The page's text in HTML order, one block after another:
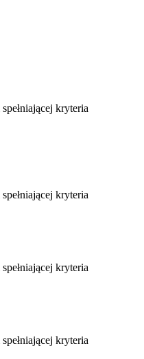
kryteria
kryteria
kryteria
kryteria